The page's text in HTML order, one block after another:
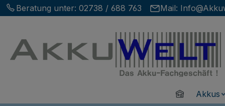
Hauptinhalt springen
Zur Suche springen
Zur Hauptnavigation springen
Beratung unter: 02738 / 688 763 Mail:
HomeAkkus